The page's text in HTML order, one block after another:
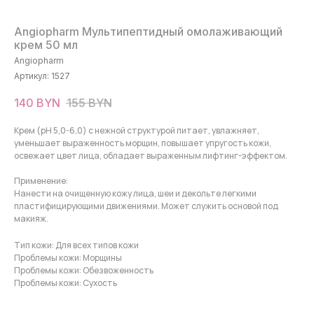
Angiopharm Мультипептидный омолаживающий
крем 50 мл
Angiopharm
Артикул: 1527
140 BYN 155 BYN
Крем (pH 5,0-6,0) с нежной структурой питает, увлажняет,
уменьшает выраженность морщин, повышает упругость кожи,
освежает цвет лица, обладает выраженным лифтинг-эффектом.
Применение:
Нанести на очищенную кожу лица, шеи и декольте легкими
пластифицирующими движениями. Может служить основой под
макияж.
Тип кожи: Для всех типов кожи
Проблемы кожи: Морщины
Проблемы кожи: Обезвоженность
Проблемы кожи: Сухость